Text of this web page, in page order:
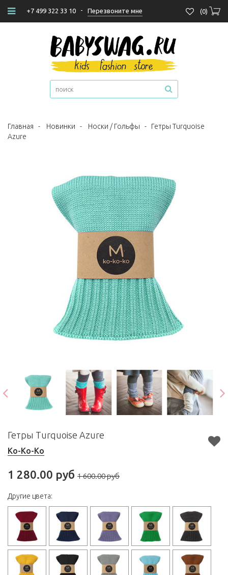
+7 499 322 33 10 - Перезвоните мне (0)
Главная - Новинки - Носки / Гольфы - Гетры Turquoise
Azure
Гетры Turquoise Azure
Ko-Ko-Ko
1 280.00 руб 1 600.00 руб
Другие цвета: